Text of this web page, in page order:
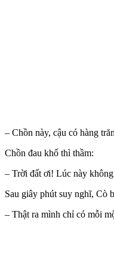
– Chồn này, cậu có hàng
Chồn đau khổ thì thầm:
– Trời đất ơi! Lúc này
Sau giây phút suy nghĩ, Cò
– Thật ra mình chỉ có mỗi